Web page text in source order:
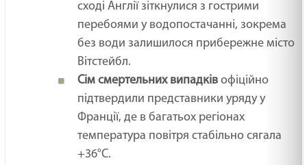
сході Англії зіткнулися з гострими
перебоями у водопостачанні, зокрема
без води залишилося прибережне місто
Вітстейбл.
Сім смертельних випадків офіційно
підтвердили представники уряду у
Франції, де в багатьох регіонах
температура повітря стабільно сягала
+36°C.